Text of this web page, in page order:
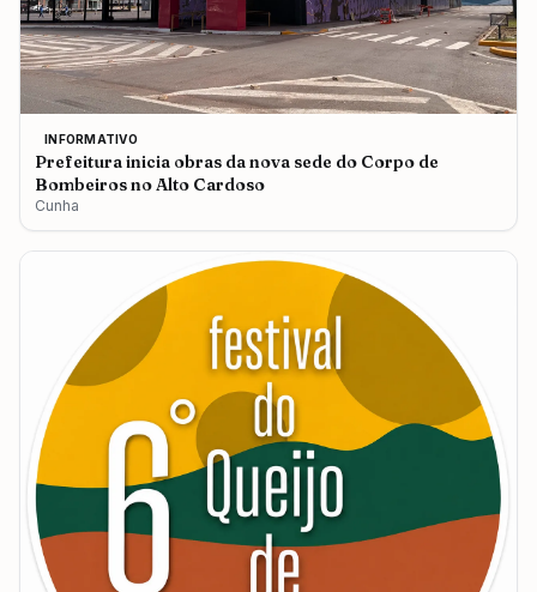
INFORMATIVO
Prefeitura inicia obras da nova sede do Corpo de
Bombeiros no Alto Cardoso
Cunha